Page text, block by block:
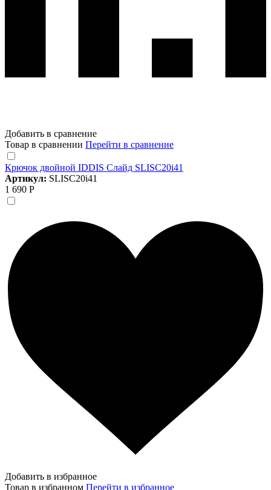
Добавить в сравнение
Товар в сравнении Перейти в сравнение
Крючок двойной IDDIS Слайд SLISC20i41
Артикул: SLISC20i41
1 690 Р
Добавить в избранное
Товар в избранном Перейти в избранное